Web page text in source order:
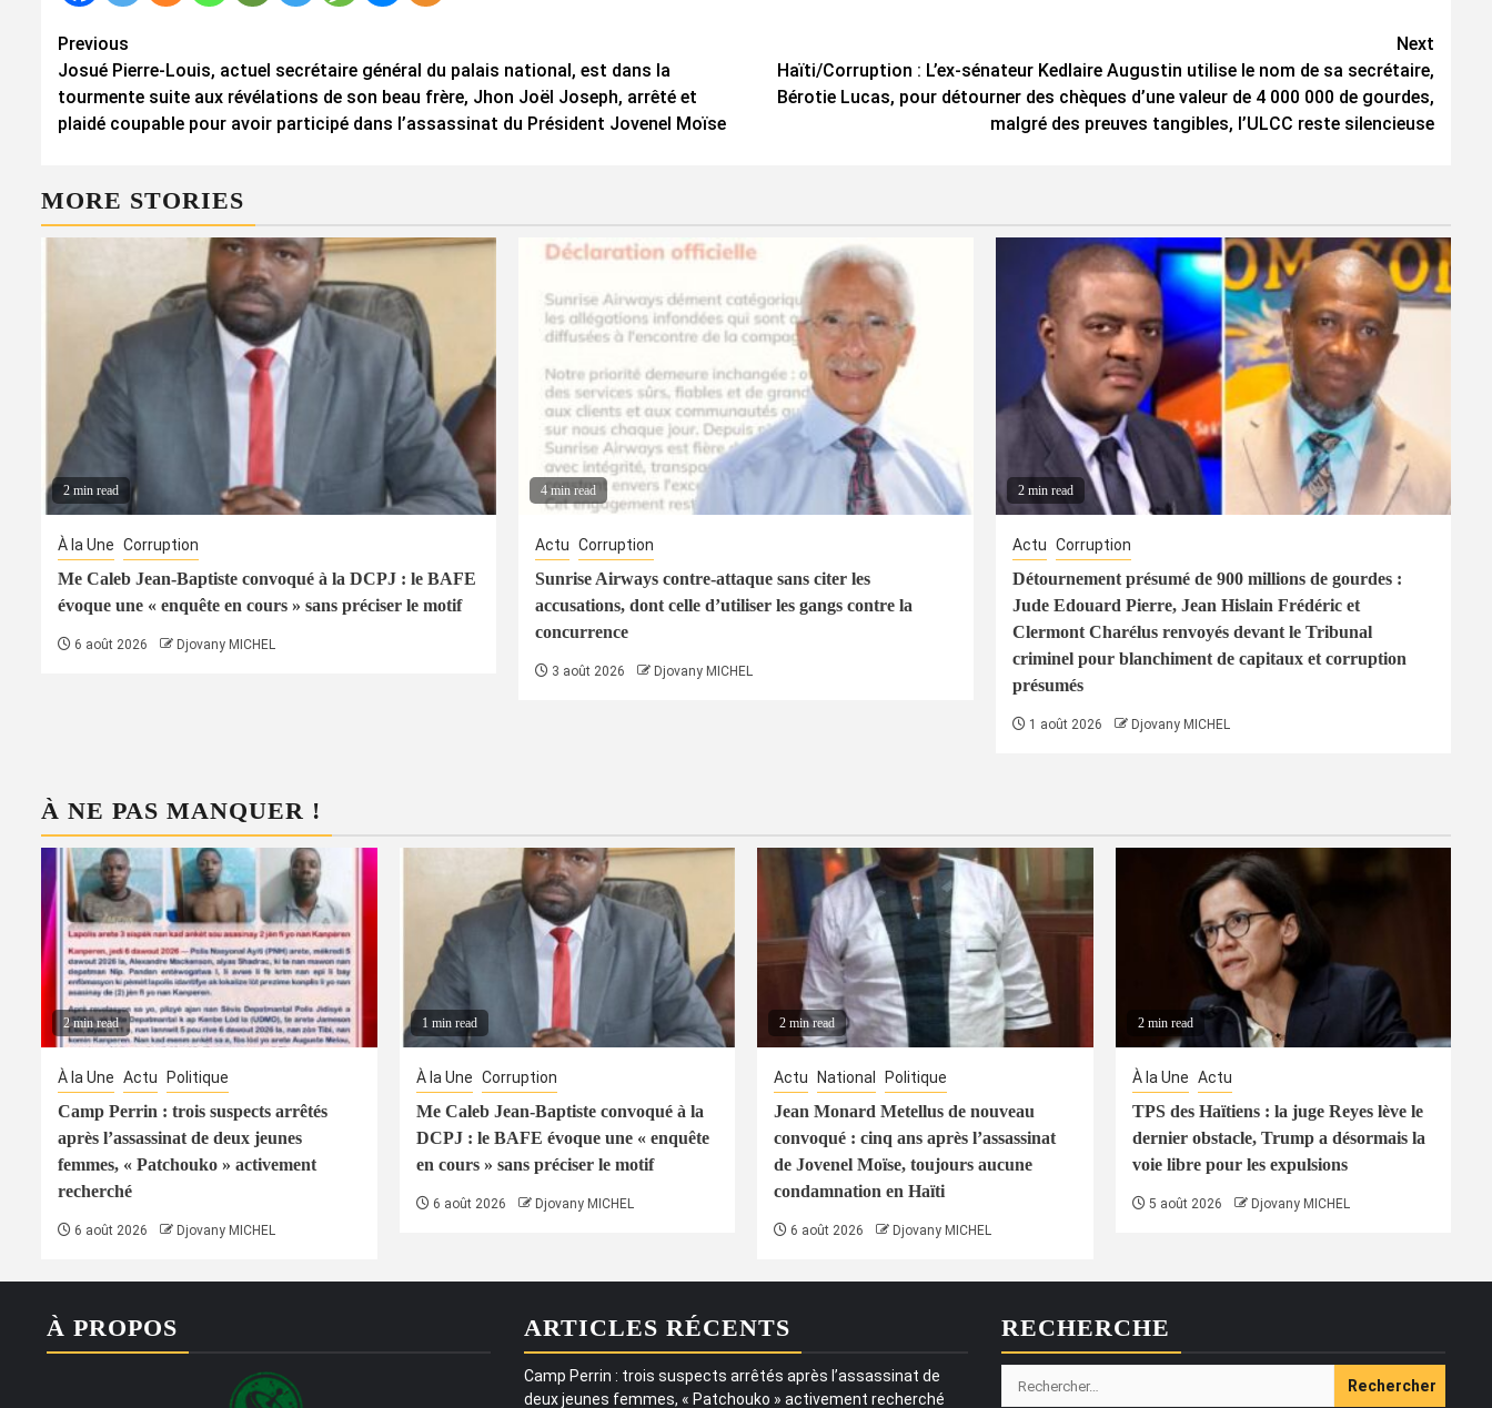
Continue
Reading
Previous
Josué Pierre-Louis, actuel secrétaire général du palais national, est dans la
tourmente suite aux révélations de son beau frère, Jhon Joël Joseph, arrêté et
plaidé coupable pour avoir participé dans l’assassinat du Président Jovenel Moïse
Next
Haïti/Corruption : L’ex-sénateur Kedlaire Augustin utilise le nom de sa secrétaire,
Bérotie Lucas, pour détourner des chèques d’une valeur de 4 000 000 de gourdes,
malgré des preuves tangibles, l’ULCC reste silencieuse
MORE STORIES
2 min read
À la Une Corruption
Me Caleb Jean-Baptiste convoqué à la DCPJ : le BAFE
évoque une « enquête en cours » sans préciser le motif
6 août 2026 Djovany MICHEL
4 min read
Actu Corruption
Sunrise Airways contre-attaque sans citer les
accusations, dont celle d’utiliser les gangs contre la
concurrence
3 août 2026 Djovany MICHEL
2 min read
Actu Corruption
Détournement présumé de 900 millions de gourdes :
Jude Edouard Pierre, Jean Hislain Frédéric et
Clermont Charélus renvoyés devant le Tribunal
criminel pour blanchiment de capitaux et corruption
présumés
1 août 2026 Djovany MICHEL
À NE PAS MANQUER !
2 min read
À la Une Actu Politique
Camp Perrin : trois suspects arrêtés
après l’assassinat de deux jeunes
femmes, « Patchouko » activement
recherché
6 août 2026 Djovany MICHEL
1 min read
À la Une Corruption
Me Caleb Jean-Baptiste convoqué à la
DCPJ : le BAFE évoque une « enquête
en cours » sans préciser le motif
6 août 2026 Djovany MICHEL
2 min read
Actu National Politique
Jean Monard Metellus de nouveau
convoqué : cinq ans après l’assassinat
de Jovenel Moïse, toujours aucune
condamnation en Haïti
6 août 2026 Djovany MICHEL
2 min read
À la Une Actu
TPS des Haïtiens : la juge Reyes lève le
dernier obstacle, Trump a désormais la
voie libre pour les expulsions
5 août 2026 Djovany MICHEL
À PROPOS ARTICLES RÉCENTS
Camp Perrin : trois suspects arrêtés après l’assassinat de
deux jeunes femmes, « Patchouko » activement recherché
RECHERCHE
Rechercher :